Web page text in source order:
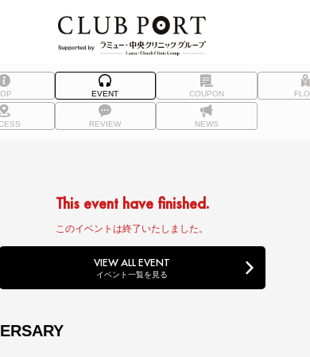
EVENT COUPON
REVIEW NEWS
This event have finished.
このイベントは終了いたしました。
VIEW ALL EVENT
イベント一覧を見る